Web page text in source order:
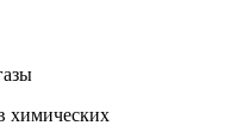
химических